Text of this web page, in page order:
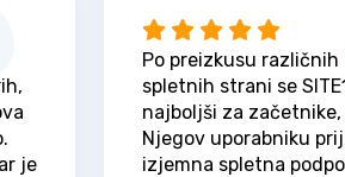
je
Po preizkusu
spletnih strani se
najboljši za
Njegov uporabniku
izjemna spletna